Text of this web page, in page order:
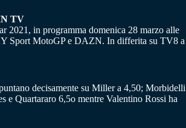
TV
2021, in programma domenica 28 marzo alle
Sport MotoGP e DAZN. In differita su TV8 a
decisamente su Miller a 4,50; Morbidelli
e Quartararo 6,5o mentre Valentino Rossi ha